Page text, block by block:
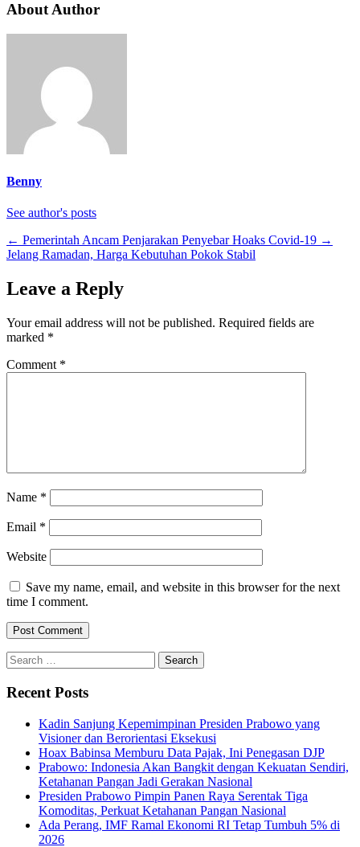
About Author
Benny
See author's posts
← Pemerintah Ancam Penjarakan Penyebar Hoaks Covid-19 →
Jelang Ramadan, Harga Kebutuhan Pokok Stabil
Leave a Reply
Your email address will not be published. Required fields are
marked *
Comment *
Name *
Email *
Website
Save my name, email, and website in this browser for the next
time I comment.
Search
for:
Recent Posts
Kadin Sanjung Kepemimpinan Presiden Prabowo yang
Visioner dan Berorientasi Eksekusi
Hoax Babinsa Memburu Data Pajak, Ini Penegasan DJP
Prabowo: Indonesia Akan Bangkit dengan Kekuatan Sendiri,
Ketahanan Pangan Jadi Gerakan Nasional
Presiden Prabowo Pimpin Panen Raya Serentak Tiga
Komoditas, Perkuat Ketahanan Pangan Nasional
Ada Perang, IMF Ramal Ekonomi RI Tetap Tumbuh 5% di
2026